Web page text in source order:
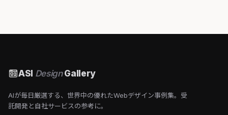
ASI DesignGallery
AIが毎日厳選する、世界中の優れたWebデザイン事例集。受
託開発と自社サービスの参考に。